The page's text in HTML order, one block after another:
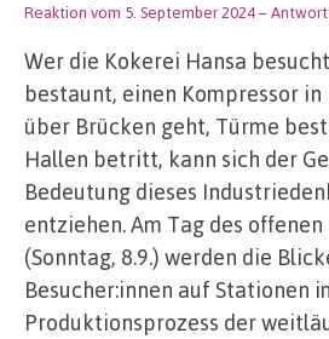
Reaktion vom 5. September 2024– Antwort
Wer die Kokerei Hansa
bestaunt, einen Kompressor
über Brücken geht, Türme
Hallen betritt, kann sich der
Bedeutung dieses
entziehen. Am Tag des
(Sonntag, 8.9.) werden die
Besucher:innen auf Stationen
Produktionsprozess der